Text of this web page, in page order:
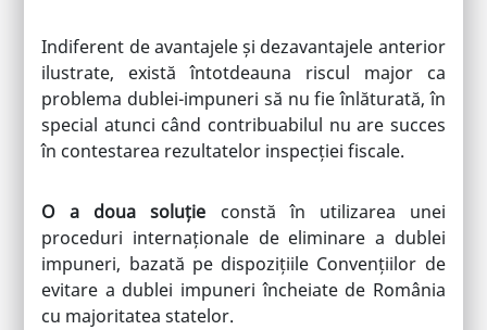
Indiferent de avantajele și dezavantajele anterior
ilustrate, există întotdeauna riscul major ca
problema dublei-impuneri să nu fie înlăturată, în
special atunci când contribuabilul nu are succes
în contestarea rezultatelor inspecției fiscale.
O a doua soluție constă în utilizarea unei
proceduri internaționale de eliminare a dublei
impuneri, bazată pe dispozițiile Convențiilor de
evitare a dublei impuneri încheiate de România
cu majoritatea statelor.